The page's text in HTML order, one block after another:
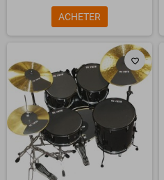
ACHETER
favorite_border